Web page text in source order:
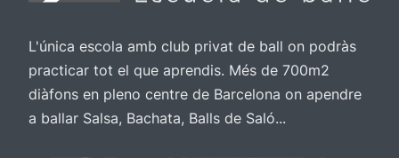
L'única escola amb club privat de ball on podràs
practicar tot el que aprendis. Més de 700m2
diàfons en pleno centre de Barcelona on apendre
a ballar Salsa, Bachata, Balls de Saló...